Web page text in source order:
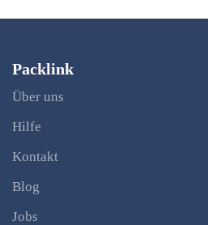
Packlink
Über uns
Hilfe
Kontakt
Blog
Jobs